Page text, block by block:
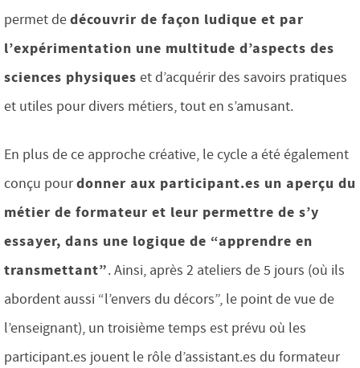
permet dedécouvrir de façon ludique et par
l’expérimentation une multitude d’aspects des
sciences physiques et d’acquérir des savoirs pratiques
et utiles pour divers métiers, tout en s’amusant.
En plus de ce approche créative, le cycle a été également
conçu pourdonner aux participant.es un aperçu du
métier de formateur et leur permettre de s’y
essayer, dans une logique de “apprendre en
transmettant”. Ainsi, après 2 ateliers de 5 jours (où ils
abordent aussi “l’envers du décors”, le point de vue de
l’enseignant), un troisième temps est prévu où les
participant.es jouent le rôle d’assistant.es du formateur